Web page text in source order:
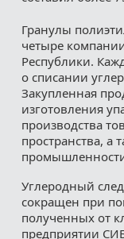
Гранулы
четыре
Республики.
о списании
Закупленная
изготовления
производства
пространства, а
Углеродный
сокращен при
полученных от
предприятии